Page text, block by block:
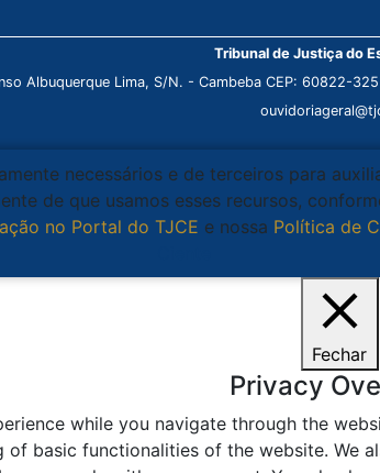
Tribunal de Justiça do
Albuquerque Lima, S/N. - Cambeba CEP: 60822-
necessários e de terceiros para
de que usamos esses recursos,
no Portal do TJCE e nossa Política de
Fechar
Privacy
while you navigate through the
basic functionalities of the website. We